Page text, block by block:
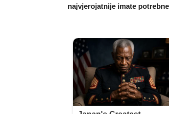
najvjerojatnije imate